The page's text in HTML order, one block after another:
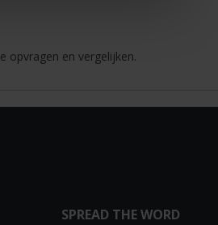
opvragen en vergelijken.
SPREAD THE WORD